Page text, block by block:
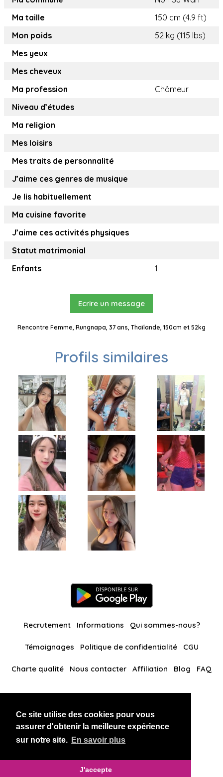
Ce site utilise des cookies pour vous
assurer d'obtenir la meilleure expérience
sur notre site. En savoir plus
J'accepte
Ma taille
150 cm (4.9 ft)
Mon poids
52 kg (115 lbs)
Mes yeux
Mes cheveux
Ma profession
Chômeur
Niveau d’études
Ma religion
Mes loisirs
Mes traits de personnalité
J’aime ces genres de musique
Je lis habituellement
Ma cuisine favorite
J’aime ces activités physiques
Statut matrimonial
Enfants
1
Ecrire un message
Rencontre Femme, Rungnapa, 37 ans, Thaïlande, 150cm et 52kg
Profils similaires
Recrutement Informations Qui sommes-nous?
Témoignages Politique de confidentialité CGU
Charte qualité Nous contacter Affiliation Blog FAQ
BlackAndBeauties RussianKisses